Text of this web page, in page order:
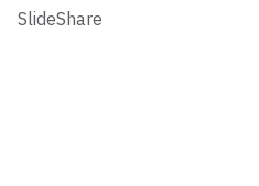
SlideShare